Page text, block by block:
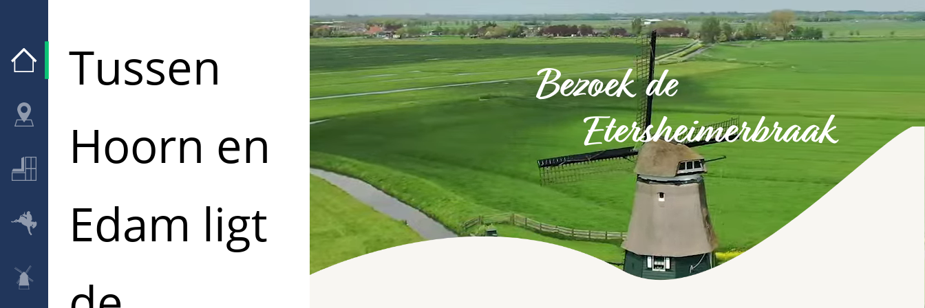
Tussen
Hoorn en
Edam ligt
Bezoek de
Etersheimerbraak